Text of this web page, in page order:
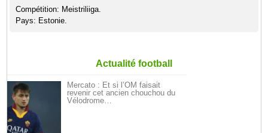
Compétition: Meistriliiga.
Pays: Estonie.
Actualité football
Mercato : Et si l’OM faisait
revenir cet ancien chouchou du
Vélodrome…